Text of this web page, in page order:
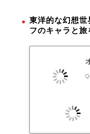
東洋的な幻想
フのキャラと